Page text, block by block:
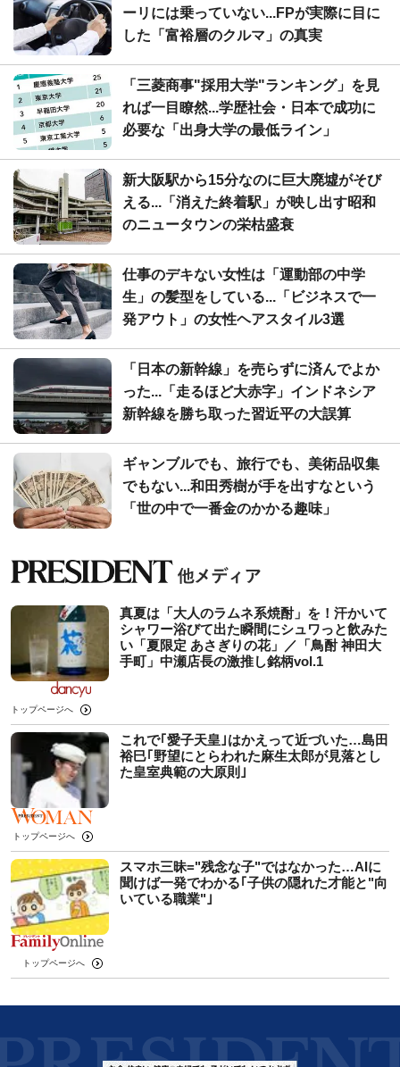
ーリには乗っていない...FPが実際に目に
した「富裕層のクルマ」の真実
「三菱商事"採用大学"ランキング」を見
れば一目瞭然...学歴社会・日本で成功に
必要な「出身大学の最低ライン」
新大阪駅から15分なのに巨大廃墟がそび
える...「消えた終着駅」が映し出す昭和
のニュータウンの栄枯盛衰
仕事のデキない女性は「運動部の中学
生」の髪型をしている...「ビジネスで一
発アウト」の女性ヘアスタイル3選
「日本の新幹線」を売らずに済んでよか
った...「走るほど大赤字」インドネシア
新幹線を勝ち取った習近平の大誤算
ギャンブルでも、旅行でも、美術品収集
でもない...和田秀樹が手を出すなという
「世の中で一番金のかかる趣味」
真夏は「大人のラムネ系焼酎」を！汗かいて
シャワー浴びて出た瞬間にシュワっと飲みた
い「夏限定 あさぎりの花」／「鳥酎 神田大
手町」中瀬店長の激推し銘柄vol.1
トップページへ
これで｢愛子天皇｣はかえって近づいた…島田
裕巳｢野望にとらわれた麻生太郎が見落とし
た皇室典範の大原則｣
トップページへ
スマホ三昧="残念な子"ではなかった…AIに
聞けば一発でわかる｢子供の隠れた才能と"向
いている職業"｣
トップページへ